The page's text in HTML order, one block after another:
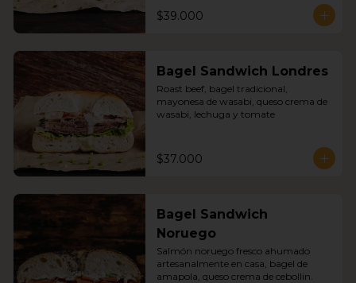
$39.000
Bagel Sandwich Londres
Roast beef, bagel tradicional,
mayonesa de wasabi, queso crema de
wasabi, lechuga y tomate
$37.000
Bagel Sandwich
Noruego
Salmón noruego fresco ahumado
artesanalmente en casa, bagel de
amapola, queso crema de cebollin.